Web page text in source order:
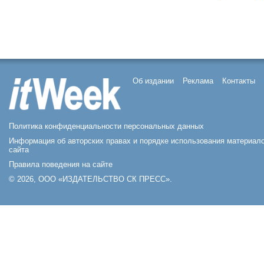
Об издании Реклама Контакты
Политика конфиденциальности персональных данных
Информация об авторских правах и порядке использования
сайта
Правила поведения на сайте
© 2026, ООО «ИЗДАТЕЛЬСТВО СК ПРЕСС».